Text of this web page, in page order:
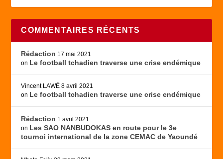
COMMENTAIRES RÉCENTS
Rédaction 17 mai 2021
on Le football tchadien traverse une crise endémique
Vincent LAWÉ 8 avril 2021
on Le football tchadien traverse une crise endémique
Rédaction 1 avril 2021
on Les SAO NANBUDOKAS en route pour le 3e
tournoi international de la zone CEMAC de Yaoundé